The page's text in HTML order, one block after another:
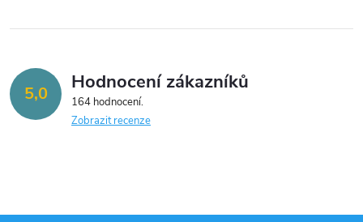
ů
t
ů
l
d
a
5,0 Hodnocení zákazníků
164 hodnocení
Zobrazit recenze